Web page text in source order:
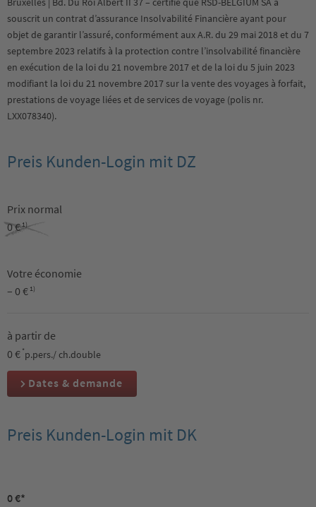
souscrit un contrat d’assurance Insolvabilité Financière ayant pour
objet de garantir l’assuré, conformément aux A.R. du 29 mai 2018 et du 7
septembre 2023 relatifs à la protection contre l’insolvabilité financière
en exécution de la loi du 21 novembre 2017 et de la loi du 5 juin 2023
modifiant la loi du 21 novembre 2017 sur la vente des voyages à forfait,
prestations de voyage liées et de services de voyage (polis nr.
LXX078340).
Preis Kunden-Login mit DZ
Prix normal
0 €1)
Votre économie
– 0 € 1)
à partir de
0 € *p.pers./ ch.double
Dates & demande
Preis Kunden-Login mit DK
0 €*